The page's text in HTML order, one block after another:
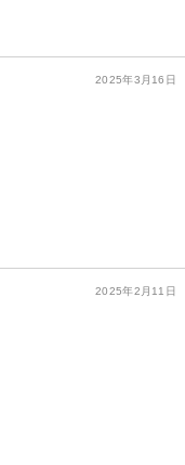
2025年3月16日
2025年2月11日